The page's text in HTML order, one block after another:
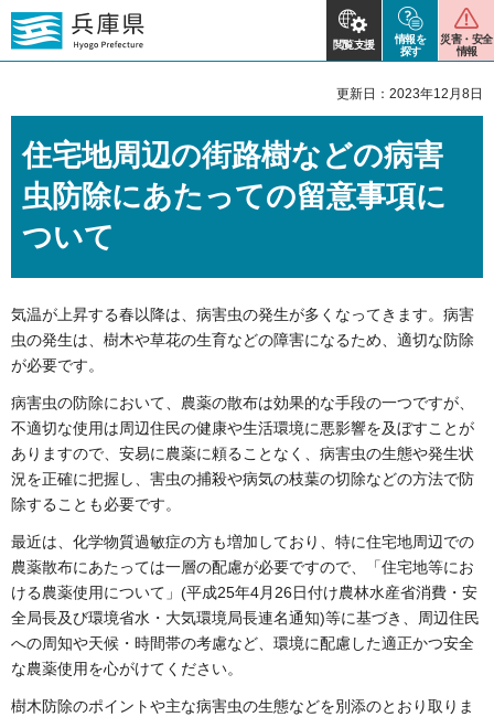
閲覧支援
情報を
探す
災害・安全
情報
更新日：2023年12月8日
住宅地周辺の街路樹などの病害
虫防除にあたっての留意事項に
ついて
気温が上昇する春以降は、病害虫の発生が多くなってきます。病害
虫の発生は、樹木や草花の生育などの障害になるため、適切な防除
が必要です。
病害虫の防除において、農薬の散布は効果的な手段の一つですが、
不適切な使用は周辺住民の健康や生活環境に悪影響を及ぼすことが
ありますので、安易に農薬に頼ることなく、病害虫の生態や発生状
況を正確に把握し、害虫の捕殺や病気の枝葉の切除などの方法で防
除することも必要です。
最近は、化学物質過敏症の方も増加しており、特に住宅地周辺での
農薬散布にあたっては一層の配慮が必要ですので、「住宅地等にお
ける農薬使用について」(平成25年4月26日付け農林水産省消費・安
全局長及び環境省水・大気環境局長連名通知)等に基づき、周辺住民
への周知や天候・時間帯の考慮など、環境に配慮した適正かつ安全
な農薬使用を心がけてください。
樹木防除のポイントや主な病害虫の生態などを別添のとおり取りま